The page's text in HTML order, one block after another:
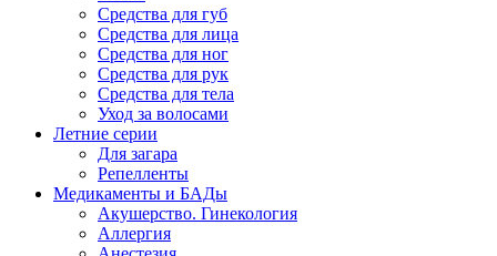
Средства для губ
Средства для лица
Средства для ног
Средства для рук
Средства для тела
Уход за волосами
Летние серии
Для загара
Репелленты
Медикаменты и БАДы
Акушерство. Гинекология
Аллергия